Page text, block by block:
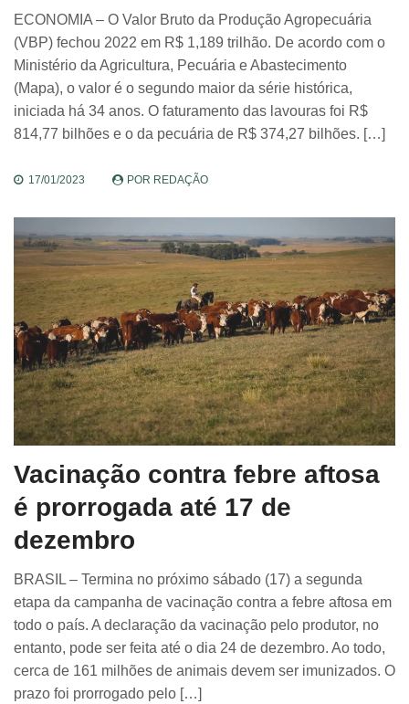
ECONOMIA – O Valor Bruto da Produção Agropecuária
(VBP) fechou 2022 em R$ 1,189 trilhão. De acordo com o
Ministério da Agricultura, Pecuária e Abastecimento
(Mapa), o valor é o segundo maior da série histórica,
iniciada há 34 anos. O faturamento das lavouras foi R$
814,77 bilhões e o da pecuária de R$ 374,27 bilhões. […]
17/01/2023 POR REDAÇÃO
Vacinação contra febre aftosa
é prorrogada até 17 de
dezembro
BRASIL – Termina no próximo sábado (17) a segunda
etapa da campanha de vacinação contra a febre aftosa em
todo o país. A declaração da vacinação pelo produtor, no
entanto, pode ser feita até o dia 24 de dezembro. Ao todo,
cerca de 161 milhões de animais devem ser imunizados. O
prazo foi prorrogado pelo […]